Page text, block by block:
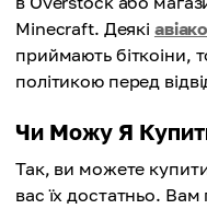
Minecraft. Деякі
приймають біткоіни,
політикою перед
Чи Можу Я
Так, ви можете
вас їх достатньо.